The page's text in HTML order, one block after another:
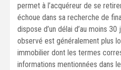
permet à l’acquéreur de se
échoue dans sa recherche de
dispose d’un délai d’au moins
observé est généralement plus
immobilier dont les termes
informations mentionnées dans